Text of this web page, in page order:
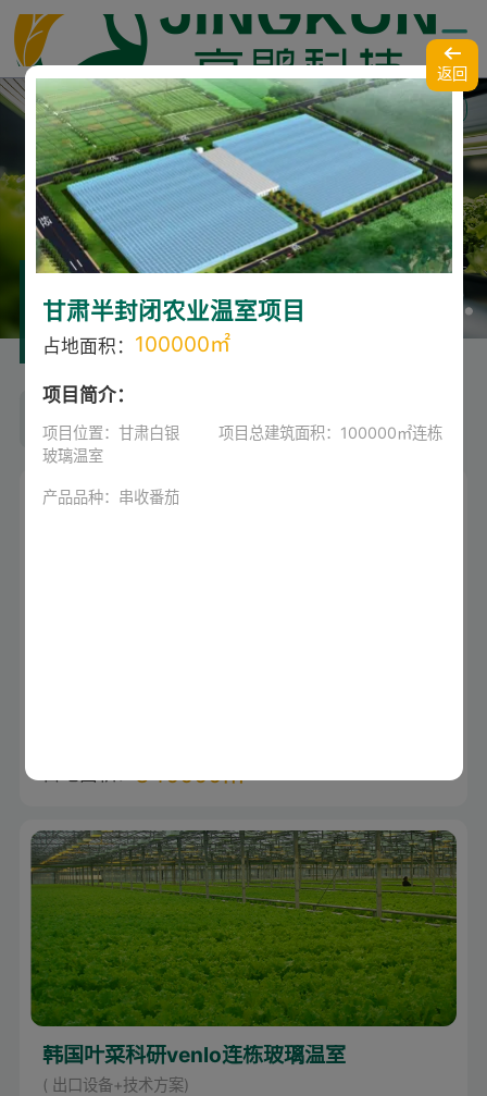
English
经典案例
CASES
种植运营基地 温室建设项目
340000㎡
韩国叶菜科研venlo连栋玻璃温室
( 出口设备+技术方案)
甘肃半封闭农业温室项目
占地面积： 100000㎡
项目简介：
项目位置：甘肃白银         项目总建筑面积：100000㎡连栋
玻璃温室
产品品种：串收番茄
返回